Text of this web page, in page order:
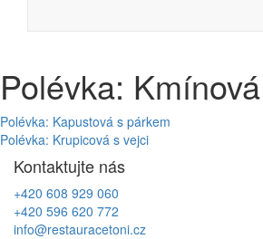
content
Polévka:
Navigace
pro
příspěvek
Polévka: Kapustová s párkem
Polévka: Krupicová s vejci
Kontaktujte nás
+420 608 929 060
+420 596 620 772
info@restauracetoni.cz